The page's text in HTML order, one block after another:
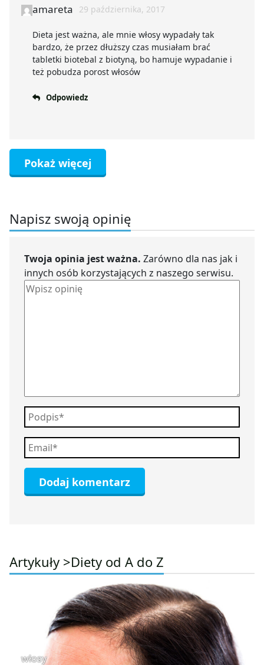
amareta 29 października, 2017
Dieta jest ważna, ale mnie włosy wypadały tak
bardzo, że przez dłuższy czas musiałam brać
tabletki biotebal z biotyną, bo hamuje wypadanie i
też pobudza porost włosów
Odpowiedz
Pokaż więcej
Napisz swoją opinię
Twoja opinia jest ważna. Zarówno dla nas jak i
innych osób korzystających z naszego serwisu.
Artykuły >Diety od A do Z
włosy